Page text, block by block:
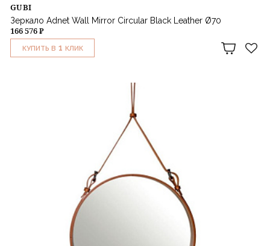
GUBI
Зеркало Adnet Wall Mirror Circular Black Leather Ø70
166 576 ₽
КУПИТЬ В 1 КЛИК